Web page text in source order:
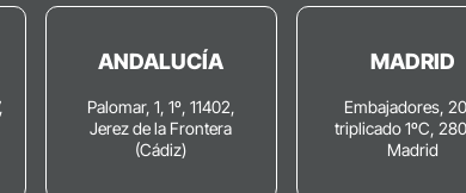
ANDALUCÍA
Palomar, 1, 1º, 11402,
Jerez de la Frontera
(Cádiz)
MADRID
Embajadores,
triplicado 1ºC,
Madrid